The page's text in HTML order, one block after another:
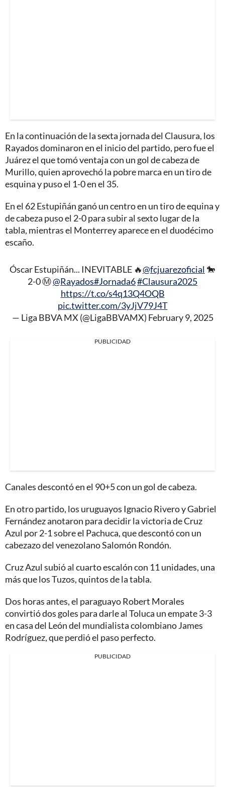
En la continuación de la sexta jornada del Clausura, los
Rayados dominaron en el inicio del partido, pero fue el
Juárez el que tomó ventaja con un gol de cabeza de
Murillo, quien aprovechó la pobre marca en un tiro de
esquina y puso el 1-0 en el 35.
En el 62 Estupiñán ganó un centro en un tiro de equina y
de cabeza puso el 2-0 para subir al sexto lugar de la
tabla, mientras el Monterrey aparece en el duodécimo
escaño.
Óscar Estupiñán... INEVITABLE 🔥@fcjuarezoficial 🐎
2-0 Ⓜ️@Rayados#Jornada6#Clausura2025
https://t.co/s4q13Q4OQB
pic.twitter.com/3yJjV79J4T
— Liga BBVA MX (@LigaBBVAMX) February 9, 2025
PUBLICIDAD
Canales descontó en el 90+5 con un gol de cabeza.
En otro partido, los uruguayos Ignacio Rivero y Gabriel
Fernández anotaron para decidir la victoria de Cruz
Azul por 2-1 sobre el Pachuca, que descontó con un
cabezazo del venezolano Salomón Rondón.
Cruz Azul subió al cuarto escalón con 11 unidades, una
más que los Tuzos, quintos de la tabla.
Dos horas antes, el paraguayo Robert Morales
convirtió dos goles para darle al Toluca un empate 3-3
en casa del León del mundialista colombiano James
Rodríguez, que perdió el paso perfecto.
PUBLICIDAD